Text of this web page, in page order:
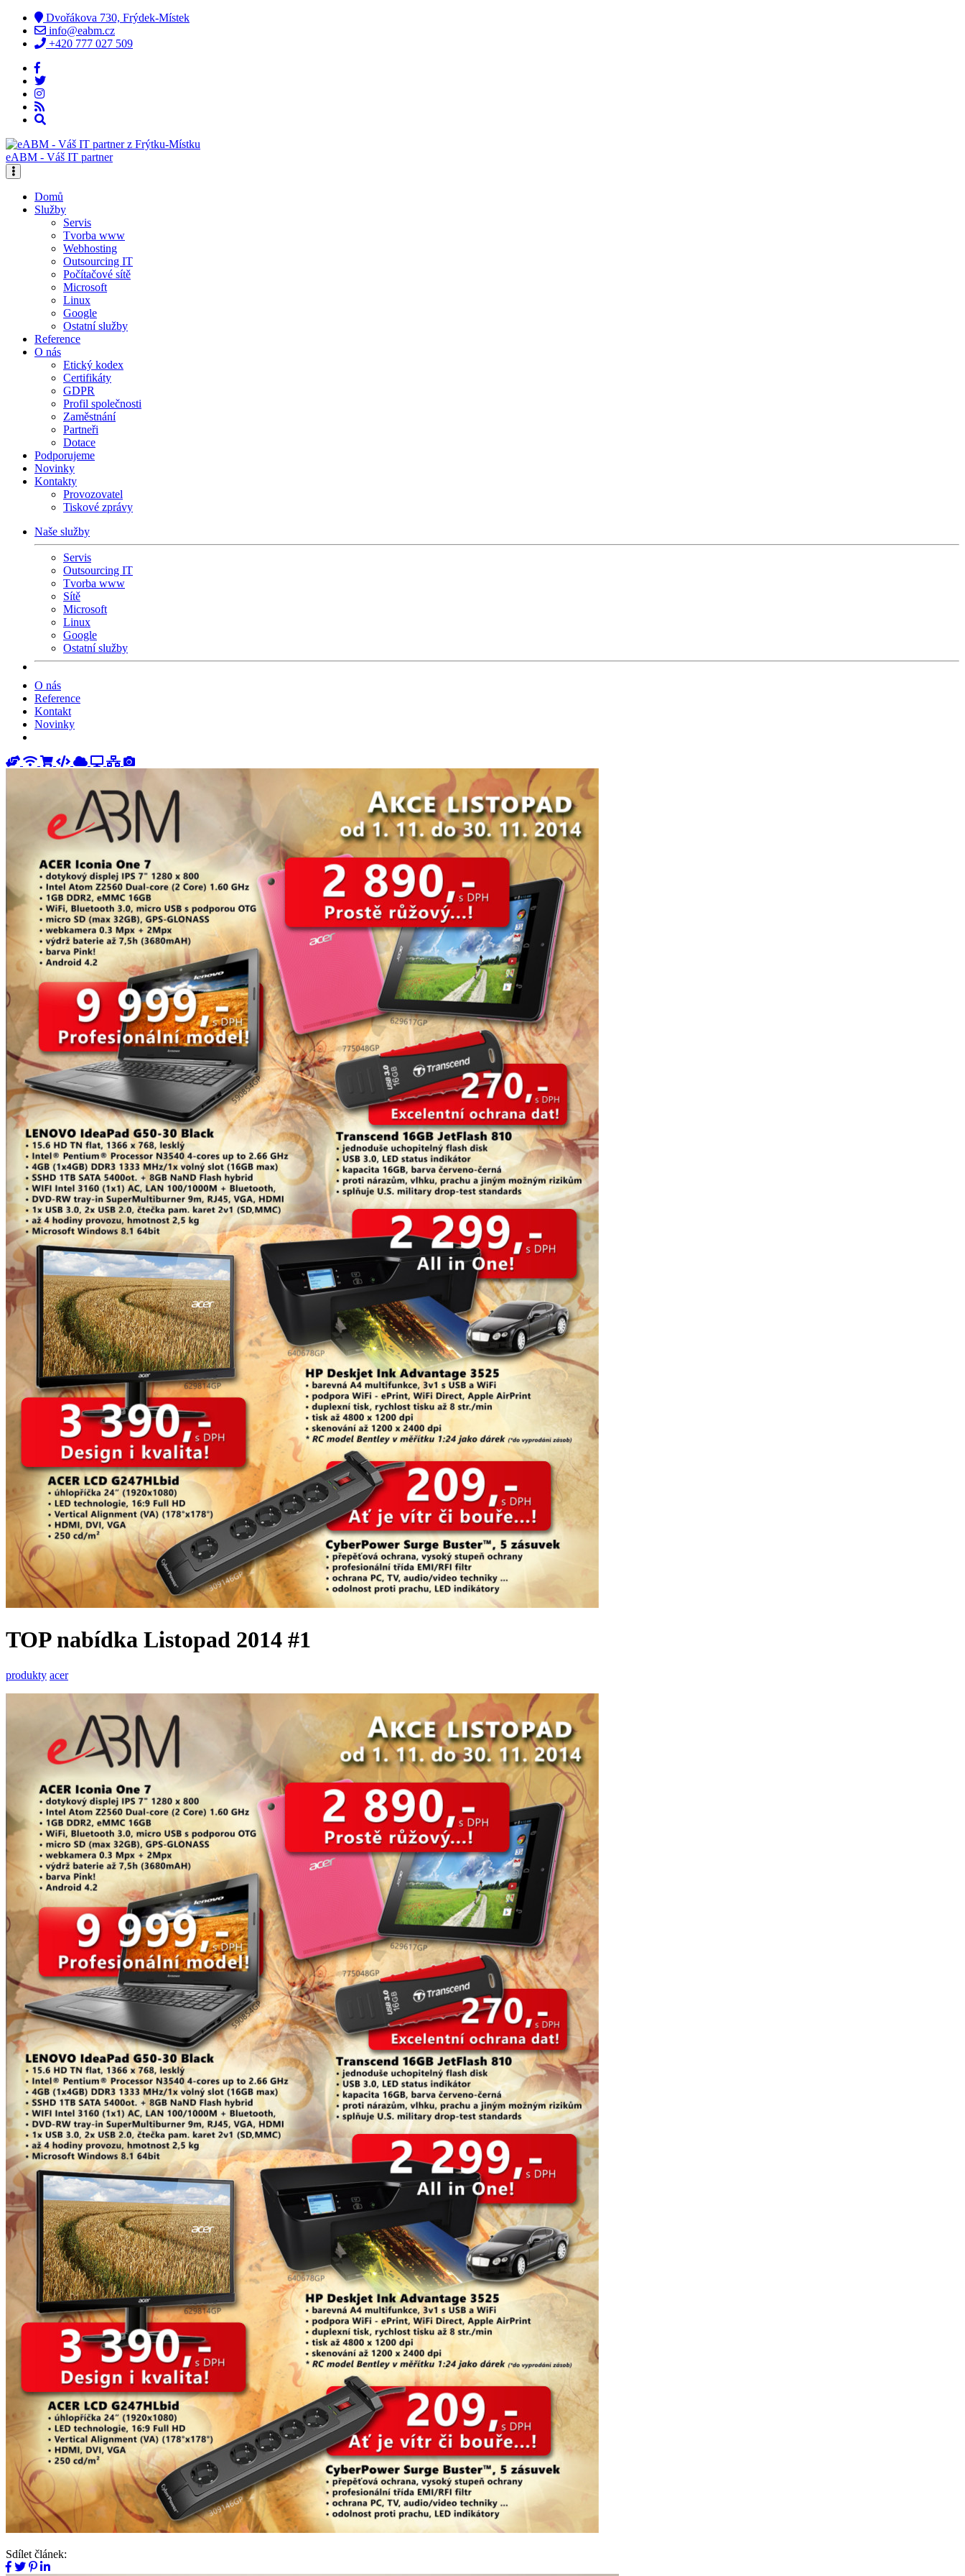
Dvořákova 730, Frýdek-Místek
info@eabm.cz
+420 777 027 509
eABM - Váš IT partner
Domů
Služby
Servis
Tvorba www
Webhosting
Outsourcing IT
Počítačové sítě
Microsoft
Linux
Google
Ostatní služby
Reference
O nás
Etický kodex
Certifikáty
GDPR
Profil společnosti
Zaměstnání
Partneři
Dotace
Podporujeme
Novinky
Kontakty
Provozovatel
Tiskové zprávy
Naše služby
Servis
Outsourcing IT
Tvorba www
Sítě
Microsoft
Linux
Google
Ostatní služby
O nás
Reference
Kontakt
Novinky
TOP nabídka Listopad 2014 #1
produkty acer
Sdílet článek: